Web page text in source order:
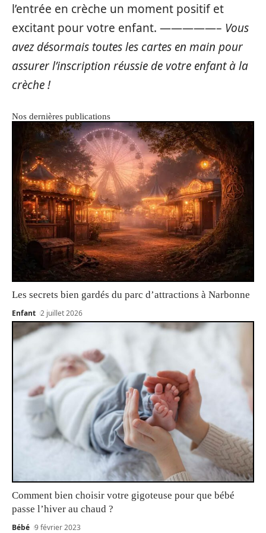
l’entrée en crèche un moment positif et
excitant pour votre enfant. —————– Vous
avez désormais toutes les cartes en main pour
assurer l’inscription réussie de votre enfant à la
crèche !
Nos dernières publications
Les secrets bien gardés du parc d’attractions à Narbonne
Enfant 2 juillet 2026
Comment bien choisir votre gigoteuse pour que bébé
passe l’hiver au chaud ?
Bébé 9 février 2023